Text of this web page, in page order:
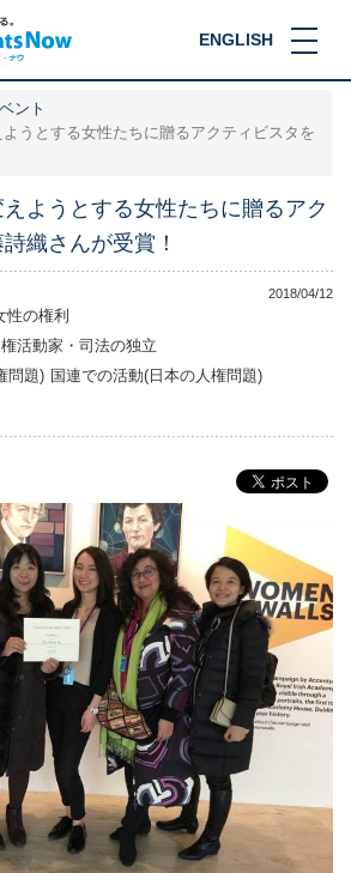
ENGLISH
ント
ようとする女性たちに贈るアクティビスタを
えようとする女性たちに贈るアク
織さんが受賞！
2018/04/12
性の権利
権活動家・司法の独立
問題) 国連での活動(日本の人権問題)